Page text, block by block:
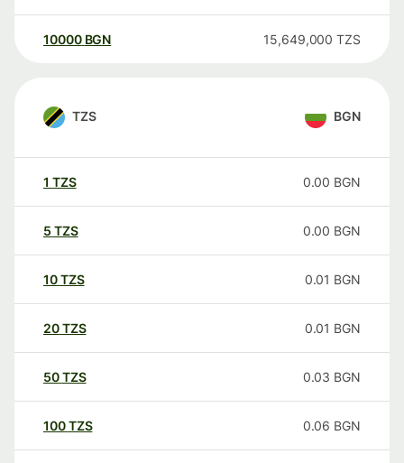
10000 BGN 15,649,000 TZS
TZS BGN
1 TZS 0.00 BGN
5 TZS 0.00 BGN
10TZS 0.01 BGN
20TZS 0.01 BGN
50TZS 0.03 BGN
100TZS 0.06 BGN